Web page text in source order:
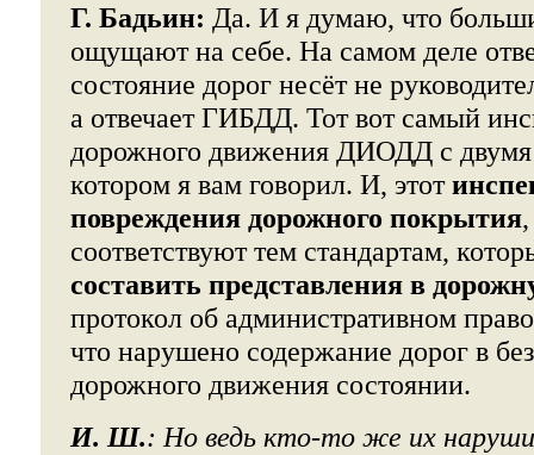
Г. Бадьин: Да. И я думаю, что
ощущают на себе. На самом деле
состояние дорог несёт не
а отвечает ГИБДД. Тот вот самый
дорожного движения ДИОДД с
котором я вам говорил. И, этот
повреждения дорожного покрытия
соответствуют тем стандартам,
составить представления в
протокол об административном
что нарушено содержание дорог в
дорожного движения состоянии.
И. Ш.: Но ведь кто-то же их